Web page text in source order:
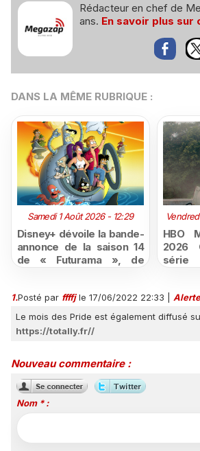
Rédacteur en chef de
ans. En savoir plus sur
DANS LA MÊME RUBRIQUE :
Samedi 1 Août 2026 - 12:29
Disney+ dévoile la bande-
annonce de la saison 14
de « Futurama », de
HBO
2026
série
1.Posté par ffffj le 17/06/2022 22:33
Le mois des Pride est également diffusé
https://totally.fr//
Nouveau commentaire :
Nom * :